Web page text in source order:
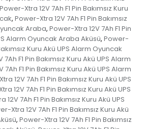
Power-Xtra 12V 7Ah F1 Pin Bakımsız Kuru
, Power-Xtra 12V 7Ah F1 Pin Bakımsız
Araba, Power-Xtra 12V 7Ah F1 Pin
Alarm Oyuncak Araba Aküsü, Power-
Kuru Akü UPS Alarm Oyuncak
F1 Pin Bakımsız Kuru Akü UPS Alarm
F1 Pin Bakımsız Kuru Akü UPS Alarm
12V 7Ah F1 Pin Bakımsız Kuru Akü UPS
12V 7Ah F1 Pin Bakımsız Kuru Akü UPS
12V 7Ah F1 Pin Bakımsız Kuru Akü UPS
Xtra 12V 7Ah F1 Pin Bakımsız Kuru Akü
, Power-Xtra 12V 7Ah F1 Pin Bakımsız